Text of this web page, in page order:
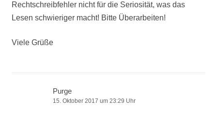
Rechtschreibfehler nicht für die Seriosität, was das
Lesen schwieriger macht! Bitte Überarbeiten!
Viele Grüße
Purge
15. Oktober 2017 um 23:29 Uhr